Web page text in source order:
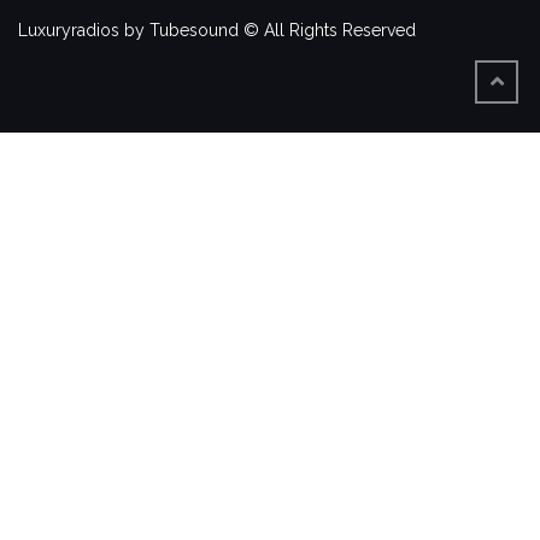
Luxuryradios by Tubesound © All Rights Reserved